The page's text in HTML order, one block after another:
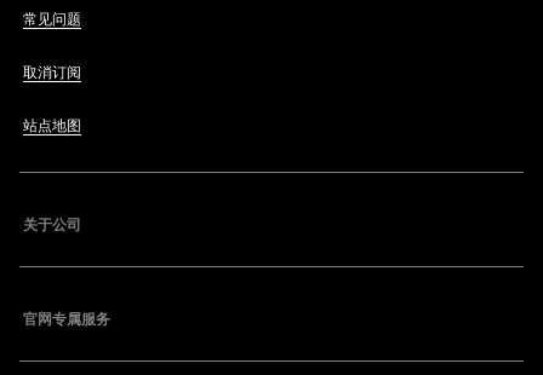
常见问题
取消订阅
站点地图
关于公司
官网专属服务